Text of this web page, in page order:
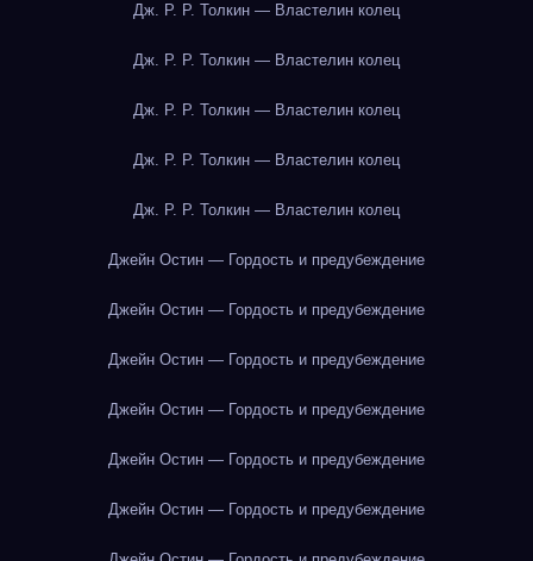
Дж. Р. Р. Толкин — Властелин колец
Дж. Р. Р. Толкин — Властелин колец
Дж. Р. Р. Толкин — Властелин колец
Дж. Р. Р. Толкин — Властелин колец
Дж. Р. Р. Толкин — Властелин колец
Джейн Остин — Гордость и предубеждение
Джейн Остин — Гордость и предубеждение
Джейн Остин — Гордость и предубеждение
Джейн Остин — Гордость и предубеждение
Джейн Остин — Гордость и предубеждение
Джейн Остин — Гордость и предубеждение